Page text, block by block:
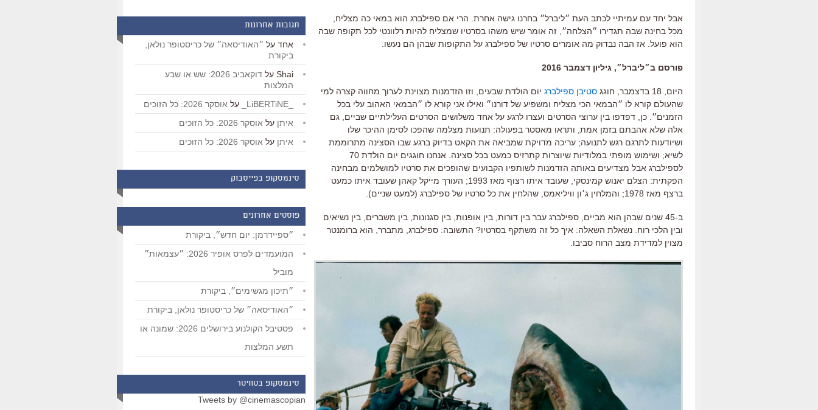
אבל יחד עם עמיתיי לכתב העת ״ליברל״ בחרנו גישה אחרת. הרי אם ספילברג הוא במאי כה מצליח,
מכל בחינה שבה תגדירו ״הצלחה״, זה אומר שיש משהו בסרטיו שמצליח להיות רלוונטי לכל תקופה שבה
הוא פועל. אז הבה נבדוק מה אומרים סרטיו של ספילברג על התקופות שבהן הם נעשו.
פורסם ב״ליברל״, גיליון דצמבר 2016
היום, 18 בדצמבר, חוגג סטיבן ספילברג יום הולדת שבעים, וזו הזדמנות מצוינת לערוך מחווה קצרה למי
שהעולם קורא לו ״הבמאי הכי מצליח ומשפיע של דורנו״ ואילו אני קורא לו ״הבמאי האהוב עלי בכל
הזמנים״. כן, דפדפו בין ערוצי הסרטים ועצרו לרגע על אחד משלושים הסרטים העלילתיים שביים, גם
אלה שלא אהבתם בזמן אמת, ותראו מאסטר בפעולה: תנועות מצלמה שהפכו לסימן ההיכר שלו
ושיודעות לתרגם רגש לתנועה; עריכה מדויקת שמביאה את הקאט בדיוק ברגע שבו הסצינה מתרוממת
לשיא; ושימוש מופתי במלודיות שיוצרות קתרזיס כמעט בכל סצינה. אנחנו חוגגים יום הולדת 70
לספילברג אבל מצדיעים באותה הזדמנות לשותפיו הקבועים שהופכים את סרטיו למושלמים מבחינה
הפקתית: הצלם יאנוש קמינסקי, שעובד איתו רצוף מאז 1993; העורך מייקל קאהן שעובד איתו כמעט
ברצף מאז 1978; והמלחין ג׳ון וויליאמס, שהלחין את כל סרטיו של ספילברג (למעט שניים).
ב-45 שנים שבהן הוא מביים, ספילברג עבר בין דורות, בין אופנות, בין סגנונות, בין משברים, בין נשיאים
ובין הלכי רוח. נשאלת השאלה: איך כל זה משתקף בסרטיו? התשובה: ספילברג, מתברר, הוא ברומנטר
מצוין למדידת מצב הרוח סביבו.
תגובות אחרונות
אחד על ״האודיסאה״ של כריסטופר נולאן,
ביקורת
Shai על
דוקאביב 2026: שש או שבע
המלצות
על אוסקר 2026: כל הזוכים
איתן על אוסקר 2026: כל הזוכים
איתן על אוסקר 2026: כל הזוכים
סינמסקופ בפייסבוק
פוסטים אחרונים
״ספיידרמן: יום חדש״, ביקורת
המועמדים לפרס אופיר 2026: ״עצמאות״
מוביל
״תיכון מגשימים״, ביקורת
״האודיסאה״ של כריסטופר נולאן, ביקורת
פסטיבל הקולנוע בירושלים 2026: שמונה או
תשע המלצות
סינמסקופ בטוויטר
Tweets by @cinemascopian